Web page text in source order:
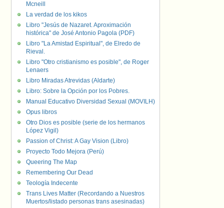
Mcneill
La verdad de los kikos
Libro "Jesús de Nazaret. Aproximación
histórica" de José Antonio Pagola (PDF)
Libro "La Amistad Espiritual", de Elredo de
Rieval.
Libro "Otro cristianismo es posible", de Roger
Lenaers
Libro Miradas Atrevidas (Aldarte)
Libro: Sobre la Opción por los Pobres.
Manual Educativo Diversidad Sexual (MOVILH)
Opus libros
Otro Dios es posible (serie de los hermanos
López Vigil)
Passion of Christ: A Gay Vision (Libro)
Proyecto Todo Mejora (Perú)
Queering The Map
Remembering Our Dead
Teología Indecente
Trans Lives Matter (Recordando a Nuestros
Muertos/listado personas trans asesinadas)